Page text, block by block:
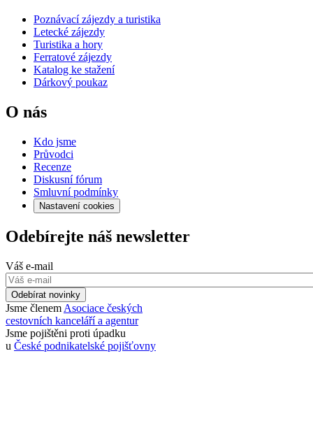
Poznávací zájezdy a turistika
Letecké zájezdy
Turistika a hory
Ferratové zájezdy
Katalog ke stažení
Dárkový poukaz
O nás
Kdo jsme
Průvodci
Recenze
Diskusní fórum
Smluvní podmínky
Nastavení cookies
Odebírejte náš newsletter
Váš e-mail
Odebírat novinky
Jsme členem Asociace českých
cestovních kanceláří a agentur
Jsme pojištěni proti úpadku
u České podnikatelské pojišťovny